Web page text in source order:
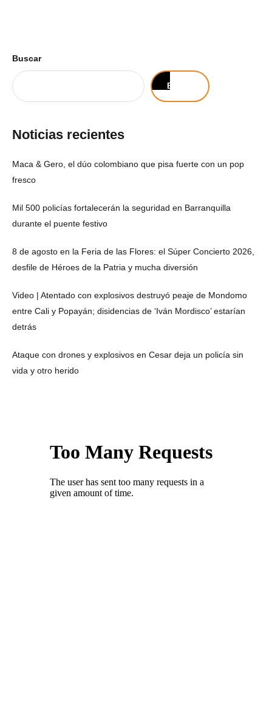
Buscar
Buscar
Noticias recientes
Maca & Gero, el dúo colombiano que pisa fuerte con un pop
fresco
Mil 500 policías fortalecerán la seguridad en Barranquilla
durante el puente festivo
8 de agosto en la Feria de las Flores: el Súper Concierto 2026,
desfile de Héroes de la Patria y mucha diversión
Video | Atentado con explosivos destruyó peaje de Mondomo
entre Cali y Popayán; disidencias de ‘Iván Mordisco’ estarían
detrás
Ataque con drones y explosivos en Cesar deja un policía sin
vida y otro herido